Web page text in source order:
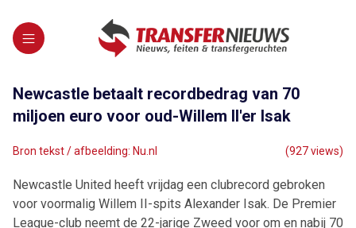
Newcastle betaalt recordbedrag van 70
miljoen euro voor oud-Willem II'er Isak
Bron tekst / afbeelding: Nu.nl (927 views)
Newcastle United heeft vrijdag een clubrecord gebroken
voor voormalig Willem II-spits Alexander Isak. De Premier
League-club neemt de 22-jarige Zweed voor om en nabij 70